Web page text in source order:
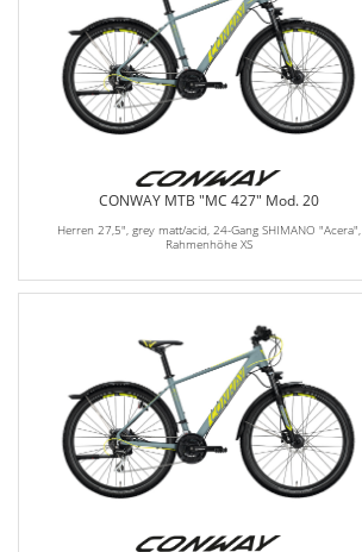
CONWAY MTB "MC 427" Mod. 20
Herren 27,5", grey matt/acid, 24-Gang SHIMANO "Acera",
Rahmenhöhe XS